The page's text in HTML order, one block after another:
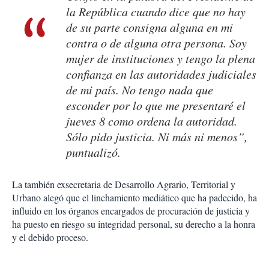
la República cuando dice que no hay
de su parte consigna alguna en mi
contra o de alguna otra persona. Soy
mujer de instituciones y tengo la plena
confianza en las autoridades judiciales
de mi país. No tengo nada que
esconder por lo que me presentaré el
jueves 8 como ordena la autoridad.
Sólo pido justicia. Ni más ni menos”,
puntualizó.
La también exsecretaria de Desarrollo Agrario, Territorial y
Urbano alegó que el linchamiento mediático que ha padecido, ha
influido en los órganos encargados de procuración de justicia y
ha puesto en riesgo su integridad personal, su derecho a la honra
y el debido proceso.